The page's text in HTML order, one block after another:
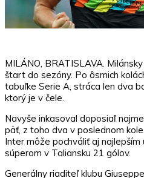
MILÁNO, BRATISLAVA.
štart do sezóny. Po ôsmich
tabuľke Serie A, stráca len dva
ktorý je v čele.
Navyše inkasoval doposiaľ
päť, z toho dva v poslednom
Inter môže pochváliť aj
súperom v Taliansku 21 gólov.
Generálny riaditeľ klubu